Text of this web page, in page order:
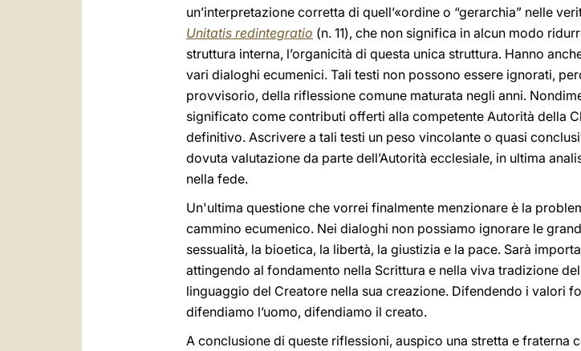
un’interpretazione corretta di quell’«ordine o “gerarchia” nelle
Unitatis redintegratio (n. 11), che non significa in alcun modo
struttura interna, l’organicità di questa unica struttura. Hanno
vari dialoghi ecumenici. Tali testi non possono essere ignorati,
provvisorio, della riflessione comune maturata negli anni.
significato come contributi offerti alla competente Autorità della
definitivo. Ascrivere a tali testi un peso vincolante o quasi
dovuta valutazione da parte dell’Autorità ecclesiale, in ultima
nella fede.
Un'ultima questione che vorrei finalmente menzionare è la
cammino ecumenico. Nei dialoghi non possiamo ignorare le
sessualità, la bioetica, la libertà, la giustizia e la pace. Sarà
attingendo al fondamento nella Scrittura e nella viva tradizione
linguaggio del Creatore nella sua creazione. Difendendo i valori
difendiamo l’uomo, difendiamo il creato.
A conclusione di queste riflessioni, auspico una stretta e fraterna